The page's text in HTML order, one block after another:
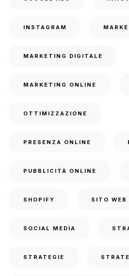
INSTAGRAM
MARKETING DIGITALE
MARKETING ONLINE
OTTIMIZZAZIONE
PRESENZA ONLINE
PUBBLICITÀ ONLINE
SHOPIFY SITO WEB
SOCIAL MEDIA
STRATEGIE